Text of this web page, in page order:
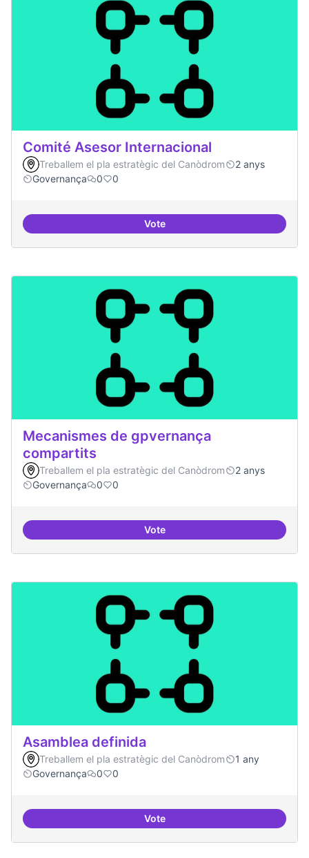
Comité Asesor Internacional
Treballem el pla estratègic del Canòdrom
2 anys
Governança
0 0
VoteComité Asesor Internacional
Mecanismes de gpvernança
compartits
Treballem el pla estratègic del Canòdrom
2 anys
Governança
0 0
VoteMecanismes de gpvernança
Asamblea definida
Treballem el pla estratègic del Canòdrom
1 any
Governança
0 0
VoteAsamblea definida